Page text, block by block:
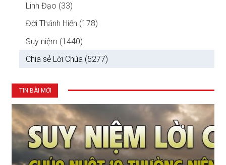
Linh Đạo (33)
Đời Thánh Hiến (178)
Suy niệm (1440)
Chia sẻ Lời Chúa (5277)
TIN BÀI MỚI